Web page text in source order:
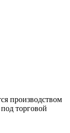
производством
торговой